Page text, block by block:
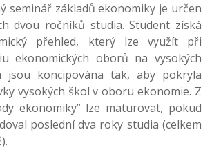
seminář základů ekonomiky je určen
dvou ročníků studia. Student získá
přehled, který lze využít při
ekonomických oborů na vysokých
jsou koncipována tak, aby pokryla
vysokých škol v oboru ekonomie. Z
ekonomiky” lze maturovat, pokud
poslední dva roky studia (celkem